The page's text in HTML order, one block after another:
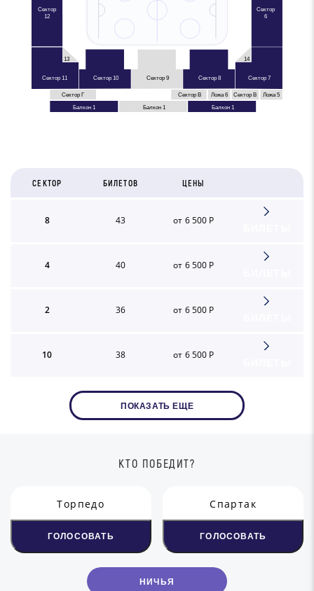
Балкон 1 Балкон 1
Балкон 1
Сектор 11 Сектор 10 Сектор 9 Сектор 8 Сектор 7
Сектор
12
Сектор
6
13 14
Сектор Г Сектор В
Ложа 6 Ложа 5
Сектор В
СЕКТОР БИЛЕТОВ ЦЕНЫ
8 43 от 6 500 Р
4 40 от 6 500 Р
2 36 от 6 500 Р
10 38 от 6 500 Р
ПОКАЗАТЬ ЕЩЕ
КТО ПОБЕДИТ?
Торпедо
ГОЛОСОВАТЬ
НИЧЬЯ
Спартак
ГОЛОСОВАТЬ